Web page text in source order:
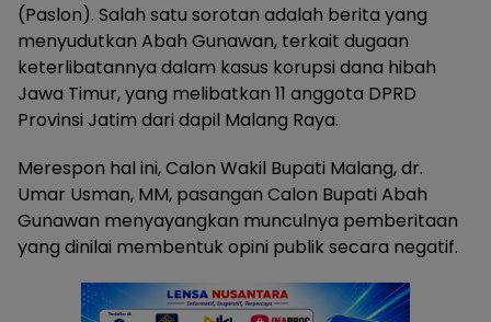
(Paslon). Salah satu sorotan adalah berita yang
menyudutkan Abah Gunawan, terkait dugaan
keterlibatannya dalam kasus korupsi dana hibah
Jawa Timur, yang melibatkan 11 anggota DPRD
Provinsi Jatim dari dapil Malang Raya.
Merespon hal ini, Calon Wakil Bupati Malang, dr.
Umar Usman, MM, pasangan Calon Bupati Abah
Gunawan menyayangkan munculnya pemberitaan
yang dinilai membentuk opini publik secara negatif.